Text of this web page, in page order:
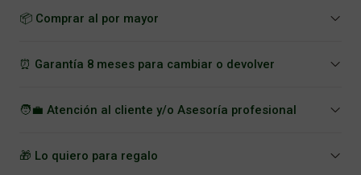
📦 Comprar al por mayor
⏰ Garantía 8 meses para cambiar o devolver
🧑‍💼 Atención al cliente y/o Asesoría profesional
🎁 Lo quiero para regalo